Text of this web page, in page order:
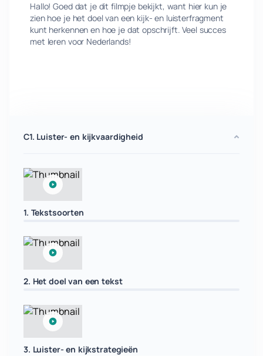
Hallo! Goed dat je dit filmpje bekijkt, want hier kun je
zien hoe je het doel van een kijk- en luisterfragment
kunt herkennen en hoe je dat opschrijft. Veel succes
met leren voor Nederlands!
C1. Luister- en kijkvaardigheid
1. Tekstsoorten
2. Het doel van een tekst
3. Luister- en kijkstrategieën